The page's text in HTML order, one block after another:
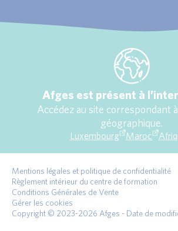
Afges est présent à
Accédez au site correspondant
géographique.
Luxembourg Maroc
Mentions légales et politique de confidentialité
Règlement intérieur du centre de formation
Conditions Générales de Vente
Gérer les cookies
Copyright © 2023-2026 Afges - Date de